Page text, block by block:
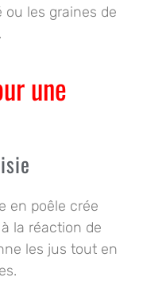
les graines de
une
en poêle crée
la réaction de
les jus tout en